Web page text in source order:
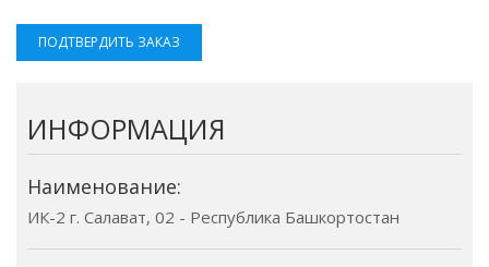
ПОДТВЕРДИТЬ ЗАКАЗ
ИНФОРМАЦИЯ
Наименование:
ИК-2 г. Салават, 02 - Республика Башкортостан